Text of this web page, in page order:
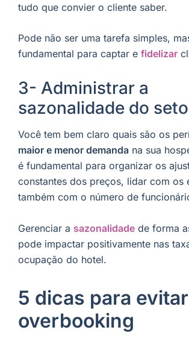
tudo que convier o cliente saber.
Pode não ser uma tarefa simples,
fundamental para captar e fidelizar
3- Administrar a
sazonalidade do
Você tem bem claro quais são os
maior e menor demanda na sua
é fundamental para organizar os
constantes dos preços, lidar com os
também com o número de
Gerenciar a sazonalidade de forma
pode impactar positivamente nas
ocupação do hotel.
5 dicas para
overbooking